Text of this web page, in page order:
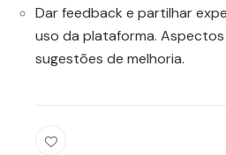
Dar feedback e partilhar
uso da plataforma.
sugestões de melhoria.